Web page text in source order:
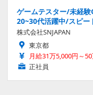
ゲームテスター/未経
20~30代活躍中/スピー
株式会社SNJAPAN
東京都
月給31万5,000円～
正社員